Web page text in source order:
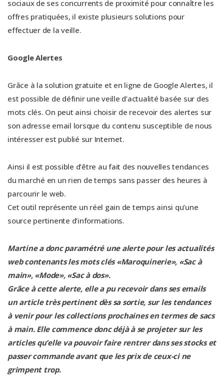
sociaux de ses concurrents de proximité pour connaître les
offres pratiquées, il existe plusieurs solutions pour
effectuer de la veille.
Google Alertes
Grâce à la solution gratuite et en ligne de Google Alertes, il
est possible de définir une veille d’actualité basée sur des
mots clés. On peut ainsi choisir de recevoir des alertes sur
son adresse email lorsque du contenu susceptible de nous
intéresser est publié sur Internet.
Ainsi il est possible d’être au fait des nouvelles tendances
du marché en un rien de temps sans passer des heures à
parcourir le web.
Cet outil représente un réel gain de temps ainsi qu’une
source pertinente d’informations.
Martine a donc paramétré une alerte pour les actualités
web contenants les mots clés «Maroquinerie», «Sac à
main», «Mode», «Sac à dos».
Grâce à cette alerte, elle a pu recevoir dans ses emails
un article très pertinent dès sa sortie, sur les tendances
à venir pour les collections prochaines en termes de sacs
à main. Elle commence donc déjà à se projeter sur les
articles qu’elle va pouvoir faire rentrer dans ses stocks et
passer commande avant que les prix de ceux-ci ne
grimpent trop.